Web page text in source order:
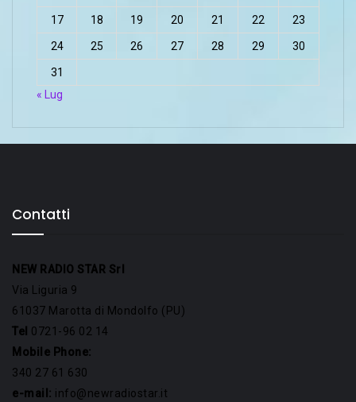
17 18 19 20 21 22 23
24 25 26 27 28 29 30
31
« Lug
Contatti
NEW RADIO STAR Srl
Via Liguria 9
61037 Marotta di Mondolfo (PU)
Tel 0721-96 02 14
Mobile Phone:
340 27 61 630
e-mail: info@newradiostar.it